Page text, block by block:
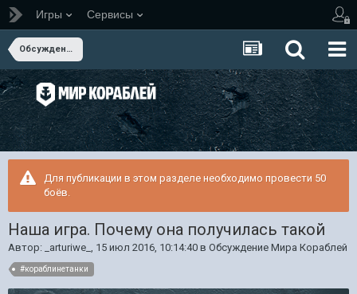
Игры Сервисы
Обсуждение Мира Кораблей
Для публикации в этом разделе необходимо провести 50
боёв.
Наша игра. Почему она получилась такой
Автор: _arturiwe_ , 15 июл 2016, 10:14:40 в Обсуждение Мира Кораблей
#кораблинетанки